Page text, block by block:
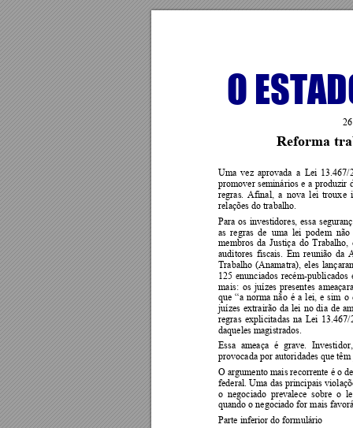
O
Reforma
Uma vez aprovada a Lei
promover seminários e a produzir
regras. Afinal, a nova lei trouxe
relações do trabalho.
Para os investidores, essa se
as regras de  uma lei  podem  não
membros da Justiça do Trabalho,
auditores fiscais. Em reunião da
Trabalho (Anamatra), eles
125 enunciados recém-publicados
mais: os juízes presentes ameaç
que “a norma não é a lei, e sim o
juízes extrairão da lei no dia de
regras explicitadas na Lei
daqueles magistrados.
Essa ameaça é grave.
provocada por autoridades que
O argumento mais recorrente é o
federal. Uma das principais viol
o  negociado prevalece  sobre  o
quando o negociado for mais
Parte inferior do formulário